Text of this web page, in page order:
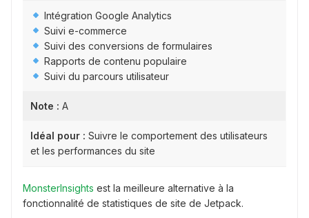
Intégration Google Analytics
Suivi e-commerce
Suivi des conversions de formulaires
Rapports de contenu populaire
Suivi du parcours utilisateur
Note : A
Idéal pour : Suivre le comportement des utilisateurs
et les performances du site
MonsterInsights est la meilleure alternative à la
fonctionnalité de statistiques de site de Jetpack.